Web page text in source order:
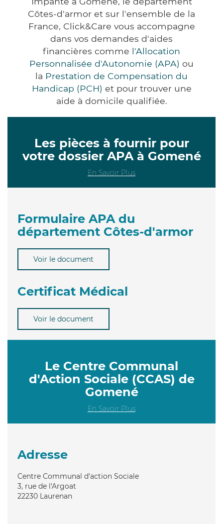
Côtes-d'armor et sur l'ensemble de la
France, Click&Care vous accompagne
dans vos demandes d'aides
financières comme l'Allocation
Personnalisée d'Autonomie (APA) ou
la Prestation de Compensation du
Handicap (PCH) et pour trouver une
aide à domicile qualifiée.
Les pièces à fournir pour
votre dossier APA à Gomené
En Savoir Plus
Formulaire APA du
département Côtes-d'armor
Voir le document
Certificat Médical
Voir le document
Le Centre Communal
d'Action Sociale (CCAS) de
Gomené
En Savoir Plus
Adresse
Centre Communal d'action Sociale
3, rue de l'Argoat
22230 Laurenan